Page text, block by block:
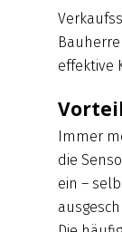
effektive
Immer
die
ein –